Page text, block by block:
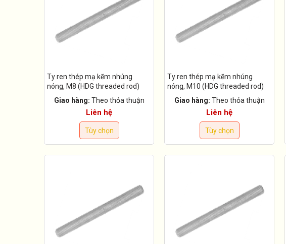
Ty ren thép mạ kẽm nhúng
nóng, M8 (HDG threaded rod)
Giao hàng: Theo thỏa thuận
Liên hệ
Tùy chọn
Ty ren thép mạ kẽm nhúng
nóng, M10 (HDG threaded rod)
Giao hàng: Theo thỏa thuận
Liên hệ
Tùy chọn